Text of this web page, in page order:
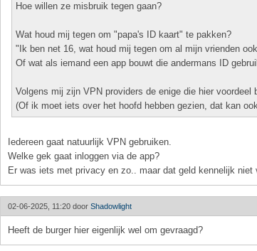
Hoe willen ze misbruik tegen gaan?
Wat houd mij tegen om "papa's ID kaart" te pakken?
"Ik ben net 16, wat houd mij tegen om al mijn vrienden
Of wat als iemand een app bouwt die andermans ID
Volgens mij zijn VPN providers de enige die hier voordeel
(Of ik moet iets over het hoofd hebben gezien, dat kan
Iedereen gaat natuurlijk VPN gebruiken.
Welke gek gaat inloggen via de app?
Er was iets met privacy en zo.. maar dat geld kennelijk niet
02-06-2025, 11:20 door Shadowlight
Heeft de burger hier eigenlijk wel om gevraagd?